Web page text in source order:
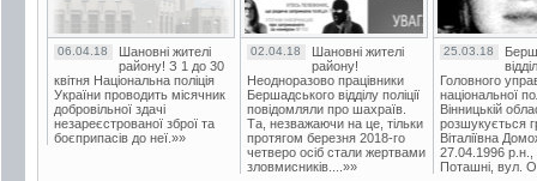
06.04.18
Шановні жителі
району! З 1 до 30
квітня Національна поліція
України проводить місячник
добровільної здачі
незареєстрованої зброї та
боєприпасів до неї.»»
02.04.18
Шановні жителі
району!
Неодноразово працівники
Бершадського відділу поліції
повідомляли про шахраїв.
Та, незважаючи на це, тільки
протягом березня 2018-го
четверо осіб стали жертвами
зловмисників....»»
25.03.18
Головного
національної
Вінницькій
розшукується
Віталіївна
27.04.1996 р.н.,
Поташні, вул.